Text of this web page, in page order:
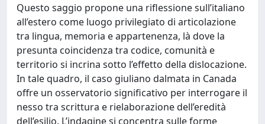
Questo saggio propone una riflessione sull’italiano
all’estero come luogo privilegiato di articolazione
tra lingua, memoria e appartenenza, là dove la
presunta coincidenza tra codice, comunità e
territorio si incrina sotto l’effetto della dislocazione.
In tale quadro, il caso giuliano dalmata in Canada
offre un osservatorio significativo per interrogare il
nesso tra scrittura e rielaborazione dell’eredità
dell’esilio. L’indagine si concentra sulle forme